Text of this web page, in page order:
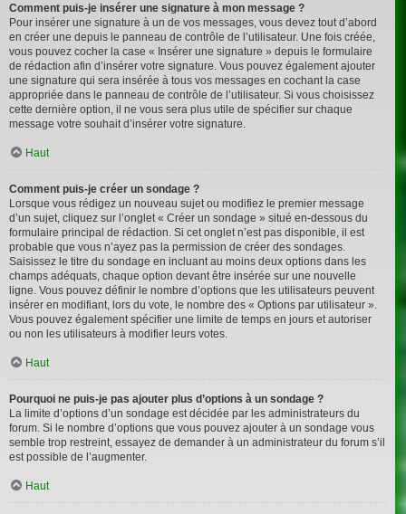
Comment puis-je insérer une signature à mon message ?
Pour insérer une signature à un de vos messages, vous devez tout d’abord
en créer une depuis le panneau de contrôle de l’utilisateur. Une fois créée,
vous pouvez cocher la case « Insérer une signature » depuis le formulaire
de rédaction afin d’insérer votre signature. Vous pouvez également ajouter
une signature qui sera insérée à tous vos messages en cochant la case
appropriée dans le panneau de contrôle de l’utilisateur. Si vous choisissez
cette dernière option, il ne vous sera plus utile de spécifier sur chaque
message votre souhait d’insérer votre signature.
Haut
Comment puis-je créer un sondage ?
Lorsque vous rédigez un nouveau sujet ou modifiez le premier message
d’un sujet, cliquez sur l’onglet « Créer un sondage » situé en-dessous du
formulaire principal de rédaction. Si cet onglet n’est pas disponible, il est
probable que vous n’ayez pas la permission de créer des sondages.
Saisissez le titre du sondage en incluant au moins deux options dans les
champs adéquats, chaque option devant être insérée sur une nouvelle
ligne. Vous pouvez définir le nombre d’options que les utilisateurs peuvent
insérer en modifiant, lors du vote, le nombre des « Options par utilisateur ».
Vous pouvez également spécifier une limite de temps en jours et autoriser
ou non les utilisateurs à modifier leurs votes.
Haut
Pourquoi ne puis-je pas ajouter plus d’options à un sondage ?
La limite d’options d’un sondage est décidée par les administrateurs du
forum. Si le nombre d’options que vous pouvez ajouter à un sondage vous
semble trop restreint, essayez de demander à un administrateur du forum s’il
est possible de l’augmenter.
Haut